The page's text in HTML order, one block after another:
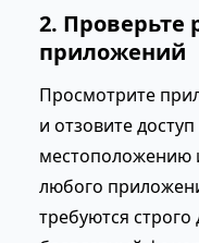
2. Проверьте
приложений
Просмотрите
и отзовите
местоположению
любого
требуются